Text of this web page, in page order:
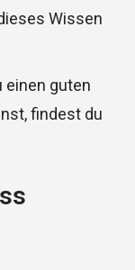
Wissen
einen guten
findest du